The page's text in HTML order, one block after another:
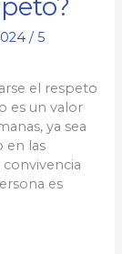
/5
el respeto
es un valor
ya sea
en las
convivencia
es